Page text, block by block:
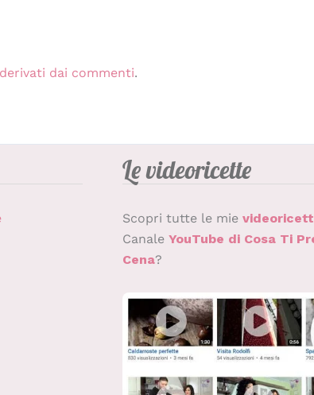
dai commenti.
Le videoricette
Scopri tutte le mie
CanaleYouTube di Cosa Ti
Cena?